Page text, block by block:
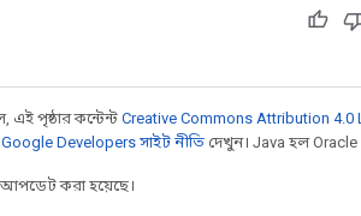
এই পৃষ্ঠার কন্টেন্ট Creative Commons Attribution 4.0
Google Developers সাইট নীতি দেখুন। Java হল Oracle
আপডেট করা হয়েছে।